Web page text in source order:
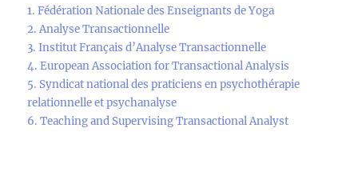
1. Fédération Nationale des Enseignants de Yoga
2. Analyse Transactionnelle
3. Institut Français d’Analyse Transactionnelle
4. European Association for Transactional Analysis
5. Syndicat national des praticiens en psychothérapie
relationnelle et psychanalyse
6. Teaching and Supervising Transactional Analyst